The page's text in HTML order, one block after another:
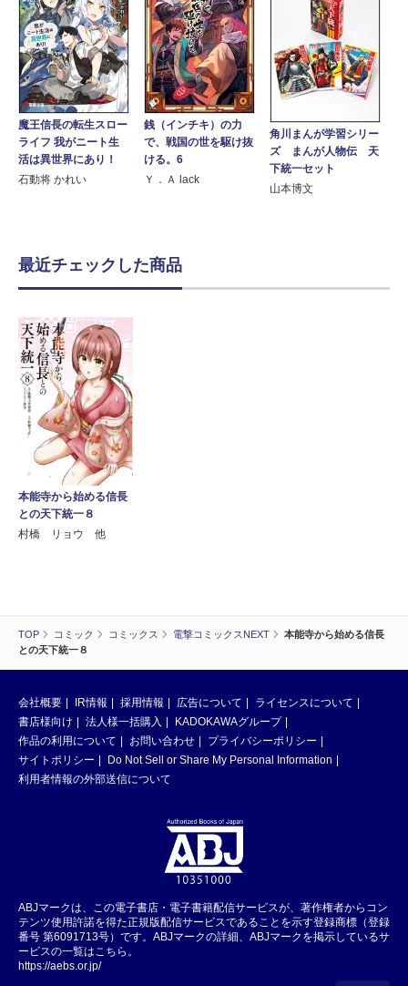
TOP コミック コミックス 電撃コミックスNEXT
本能寺から始める信長
との天下統一８
魔王信長の転生スロー
ライフ 我がニート生
活は異世界にあり！
石動将 かれい
銭（インチキ）の力
で、戦国の世を駆け抜
ける。6
Ｙ．Ａ lack
角川まんが学習シリー
ズ まんが人物伝 天
下統一セット
山本博文
最近チェックした商品
本能寺から始める信長
との天下統一８
村橋 リョウ 他
会社概要 IR情報 採用情報 広告について
ライセンスについて
書店様向け
法人様一括購入
KADOKAWAグループ
作品の利用について
お問い合わせ
プライバシーポリシー
サイトポリシー
Do Not Sell or Share My Personal Information
利用者情報の外部送信について
ABJマークは、この電子書店・電子書籍配信サービスが、著作権者からコン
テンツ使用許諾を得た正規版配信サービスであることを示す登録商標（登録
番号 第6091713号）です。ABJマークの詳細、ABJマークを掲示しているサ
ービスの一覧はこちら。
https://aebs.or.jp/